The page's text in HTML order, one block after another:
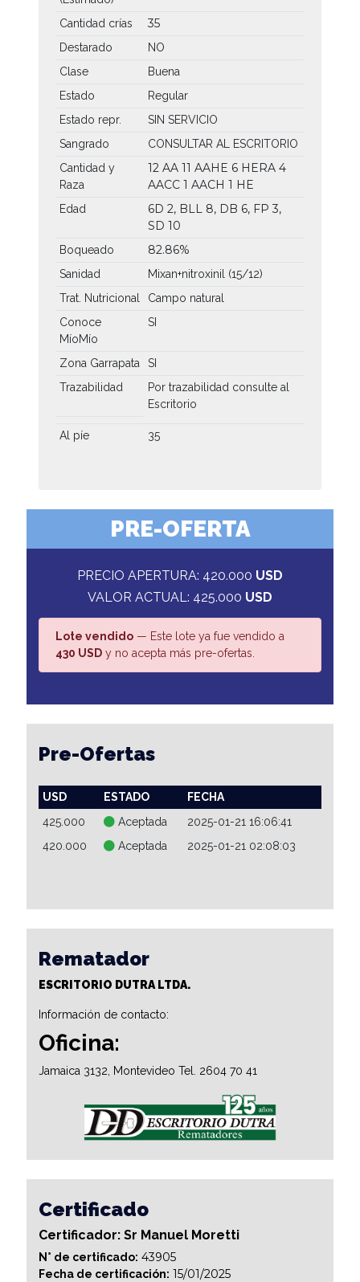
Cantidad crías
35
Destarado
NO
Clase
Buena
Estado
Regular
Estado repr.
SIN SERVICIO
Sangrado
CONSULTAR AL ESCRITORIO
Cantidad y
Raza
12 AA 11 AAHE 6 HERA 4
AACC 1 AACH 1 HE
Edad
6D 2, BLL 8, DB 6, FP 3,
SD 10
Boqueado 82.86%
Sanidad
Mixan+nitroxinil (15/12)
Trat. Nutricional
Campo natural
Conoce
MíoMío
SI
Zona Garrapata
SI
Trazabilidad
Por trazabilidad consulte al
Escritorio
Al píe 35
PRE-OFERTA
PRECIO APERTURA: 420.000 USD
VALOR ACTUAL: 425.000 USD
Lote vendido — Este lote ya fue vendido a
430 USD y no acepta más pre-ofertas.
Pre-Ofertas
USD ESTADO
FECHA
425.000
Aceptada
2025-01-21 16:06:41
420.000
Aceptada 2025-01-21 02:08:03
Rematador
ESCRITORIO DUTRA LTDA.
Información de contacto:
Oficina:
Jamaica 3132, Montevideo Tel. 2604 70 41
Certificado
Certificador: Sr Manuel Moretti
N° de certificado: 43905
Fecha de certificación: 15/01/2025